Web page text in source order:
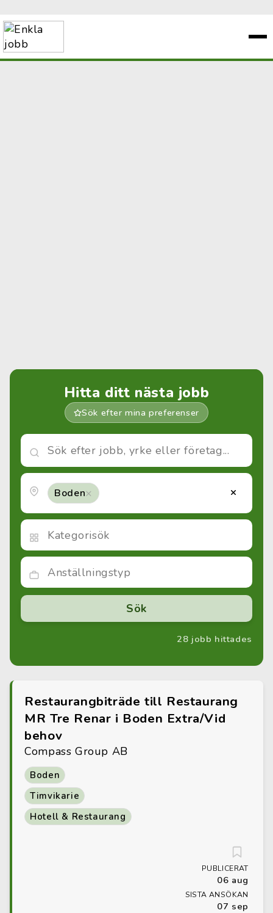
Hitta ditt nästa jobb
Sök efter mina preferenser
×
×
Boden
28 jobb hittades
Restaurangbiträde till Restaurang
MR Tre Renar i Boden Extra/Vid
behov
Compass Group AB
Boden
Timvikarie
Hotell & Restaurang
PUBLICERAT
06 aug
SISTA ANSÖKAN
07 sep